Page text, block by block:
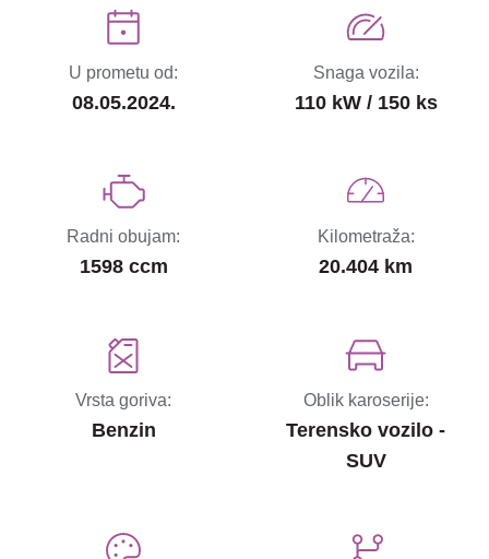
U prometu od:
08.05.2024.
Snaga vozila:
110 kW / 150 ks
Radni obujam:
1598 ccm
Kilometraža:
20.404 km
Vrsta goriva:
Benzin
Oblik karoserije:
Terensko vozilo -
SUV